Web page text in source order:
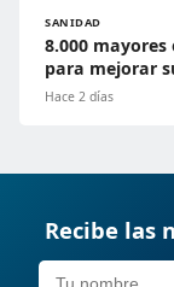
SANIDAD
8.000
para mejorar
Hace 2 días
Recibe las